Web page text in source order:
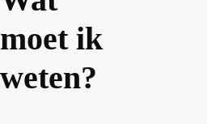
moet ik
weten?